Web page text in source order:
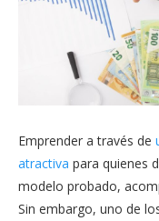
Emprender a través de
atractiva para quienes
modelo probado,
Sin embargo, uno de